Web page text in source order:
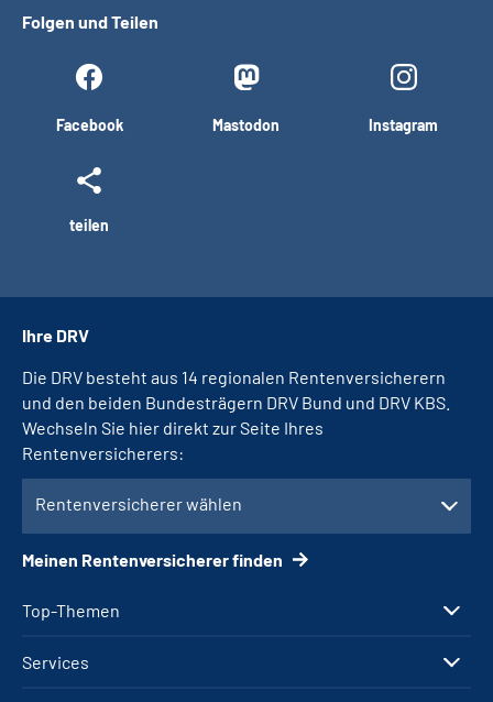
Folgen und Teilen
Facebook Mastodon Instagram
teilen
Top-Themen
Services
Ihre DRV
Die DRV besteht aus 14 regionalen Rentenversicherern
und den beiden Bundesträgern DRV Bund und DRV KBS.
Wechseln Sie hier direkt zur Seite Ihres
Rentenversicherers:
Rentenversicherer wählen
Meinen Rentenversicherer finden